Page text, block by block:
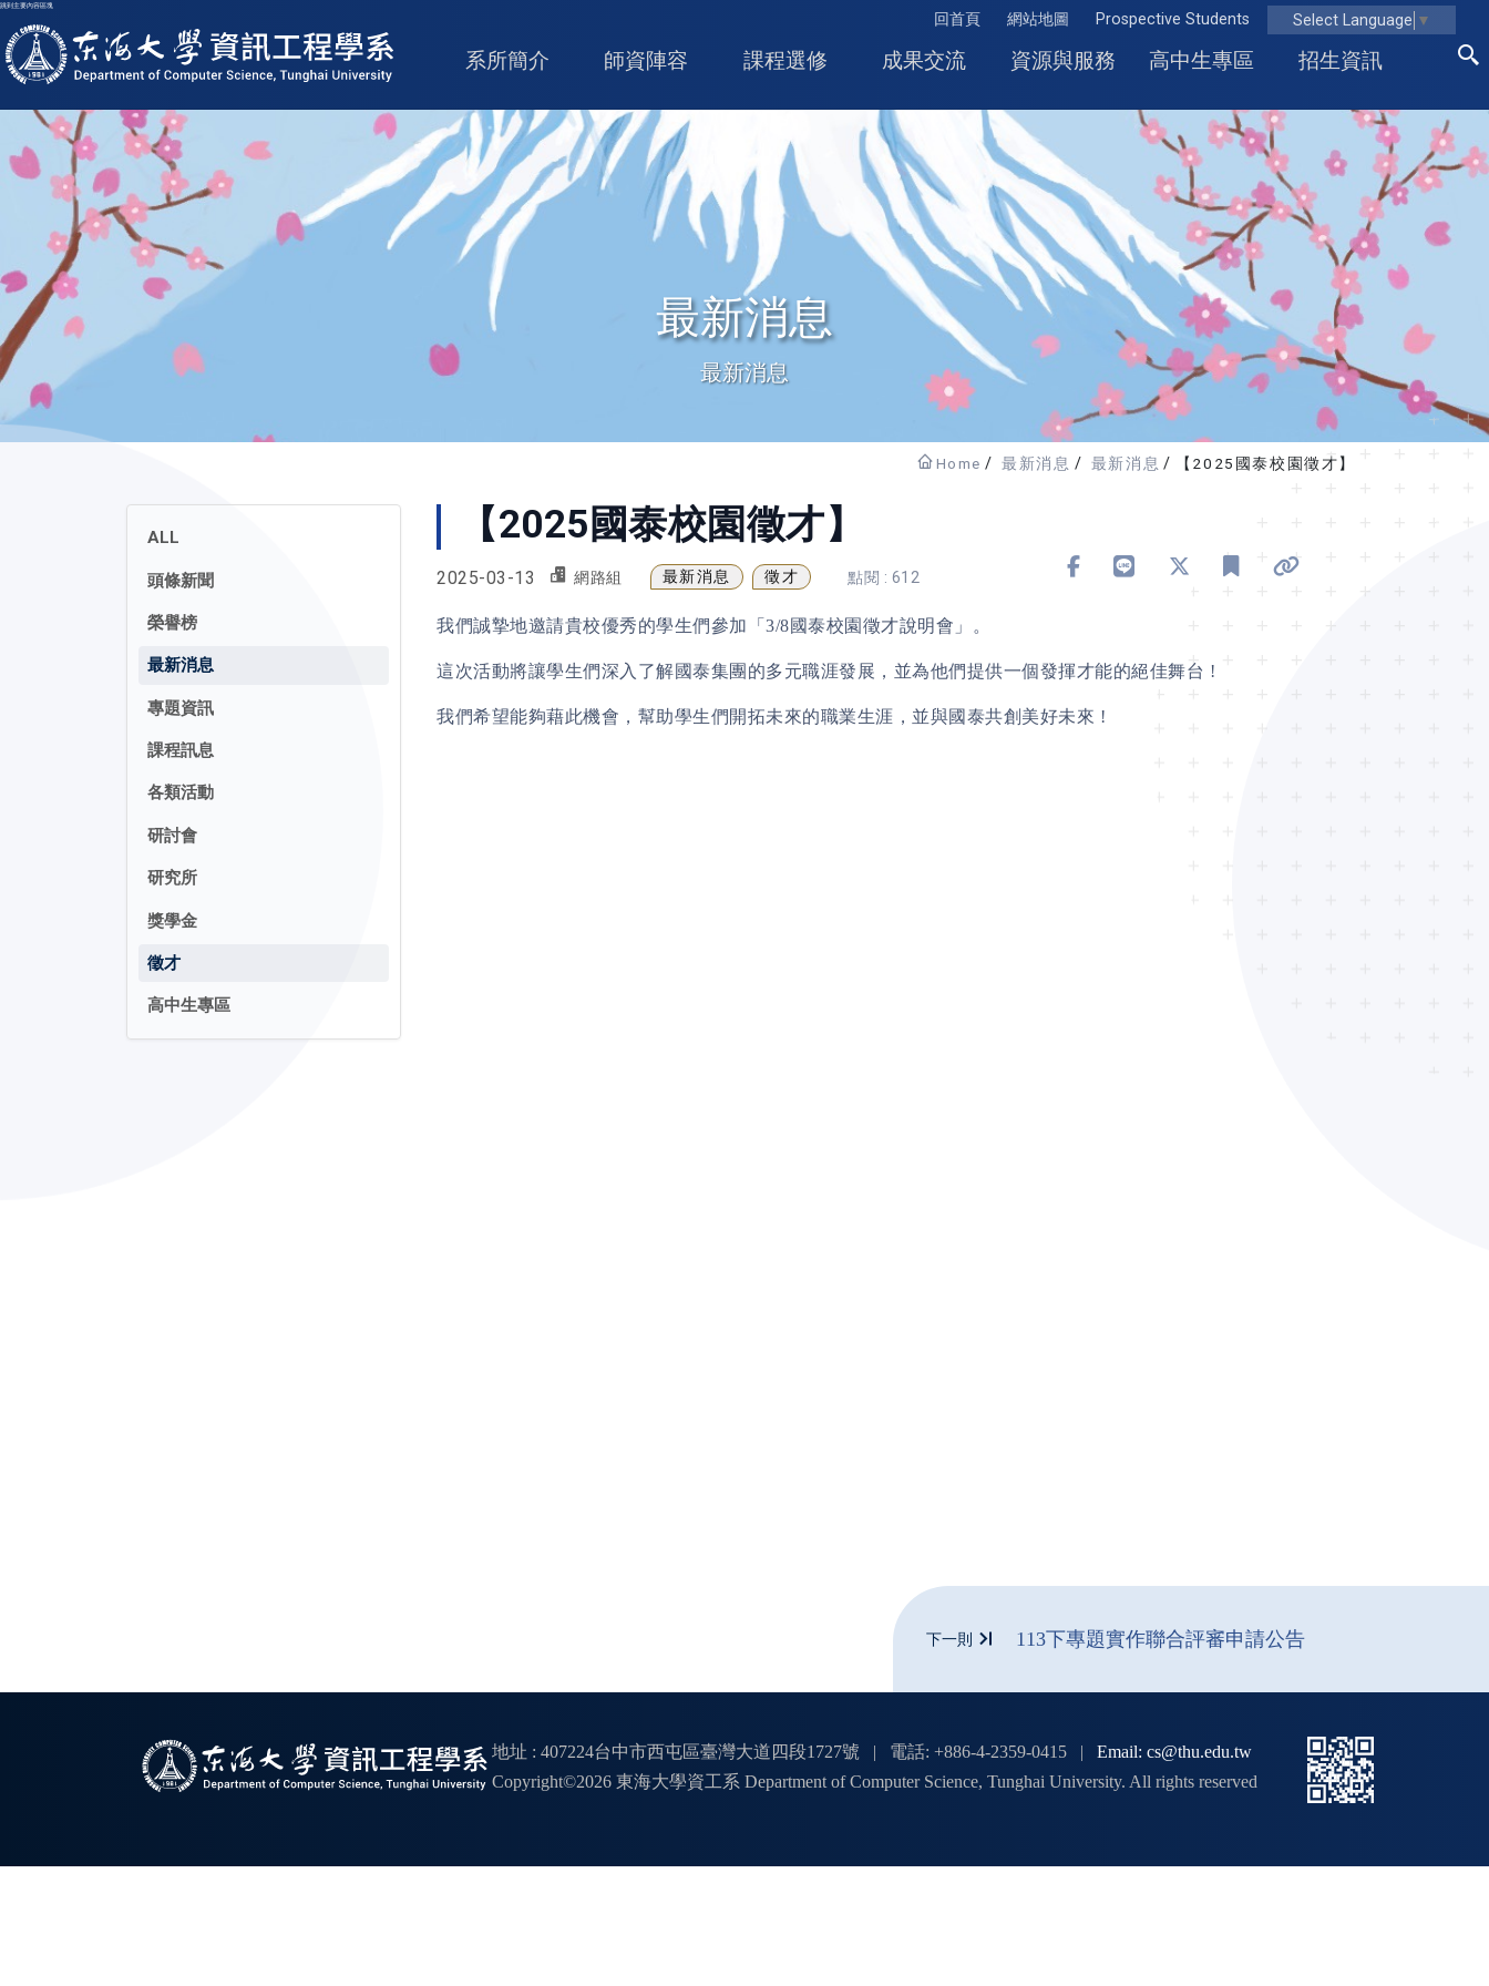
跳到主要內容區塊
回首頁 網站地圖 Prospective Students Select Language ▼
東海大學logo
系所簡介 師資陣容 課程選修 成果交流 資源與服務 高中生專區 招生資訊
最新消息
最新消息
Home 最新消息 最新消息 【2025國泰校園徵才】
ALL
頭條新聞
榮譽榜
最新消息
專題資訊
課程訊息
各類活動
研討會
研究所
獎學金
徵才
高中生專區
【2025國泰校園徵才】
2025-03-13 網路組 最新消息 徵才 點閱 : 612
我們誠摯地邀請貴校優秀的學生們參加「3/8國泰校園徵才說明會」。
這次活動將讓學生們深入了解國泰集團的多元職涯發展，並為他們提供一個發揮才能的絕佳舞台 !
我們希望能夠藉此機會，幫助學生們開拓未來的職業生涯，並與國泰共創美好未來 !
下一則 113下專題實作聯合評審申請公告
地址 : 407224台中市西屯區臺灣大道四段1727號 | 電話: +886-4-2359-0415 |
Email: cs@thu.edu.tw
Copyright©2026 東海大學資工系 Department of Computer Science, Tunghai University. All rights reserved